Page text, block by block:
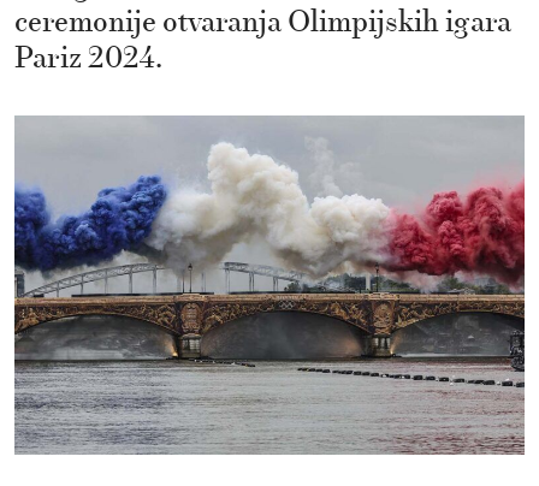
ceremonije otvaranja Olimpijskih igara
Pariz 2024.